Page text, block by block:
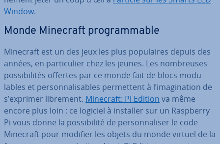
Window.
Monde Minecraft pro­gram­mable
Minecraft est un des jeux les plus po­pu­laires depuis des
années, en par­ti­cu­lier chez les jeunes. Les nom­breuses
pos­si­bi­li­tés offertes par ce monde fait de blocs mo­du­
lables et per­son­na­li­sables per­met­tent à l’ima­gi­na­tion de
s’exprimer librement. Minecraft: Pi Edition va même
encore plus loin : ce logiciel à installer sur un Raspberry
Pi vous donne la pos­si­bi­lité de per­son­na­li­ser le code
Minecraft pour modifier les objets du monde virtuel de la